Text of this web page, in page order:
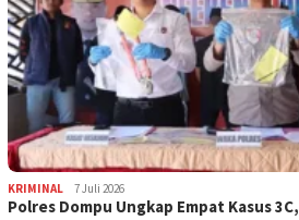
KRIMINAL 7 Juli 2026
Polres Dompu Ungkap Empat Kasus